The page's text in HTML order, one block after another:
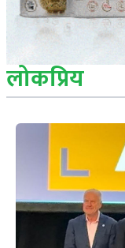
लोकप्रिय